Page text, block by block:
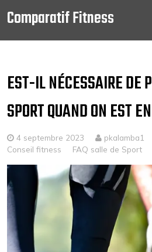
content
Comparatif Fitness
EST-IL NÉCESSAIRE DE
SPORT QUAND ON EST
4 septembre 2023 pkalamba1
Conseil fitness
FAQ salle de Sport